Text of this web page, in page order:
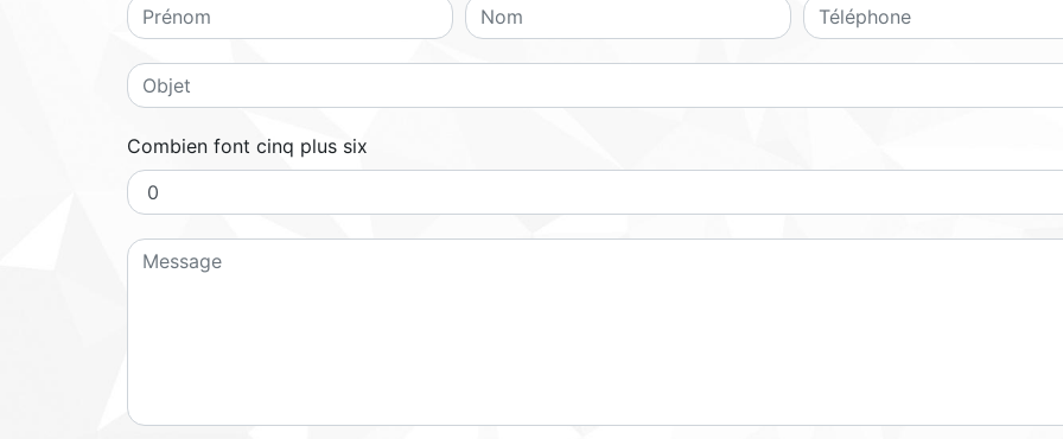
Combien font cinq plus six